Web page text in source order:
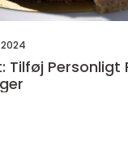
Tilføj